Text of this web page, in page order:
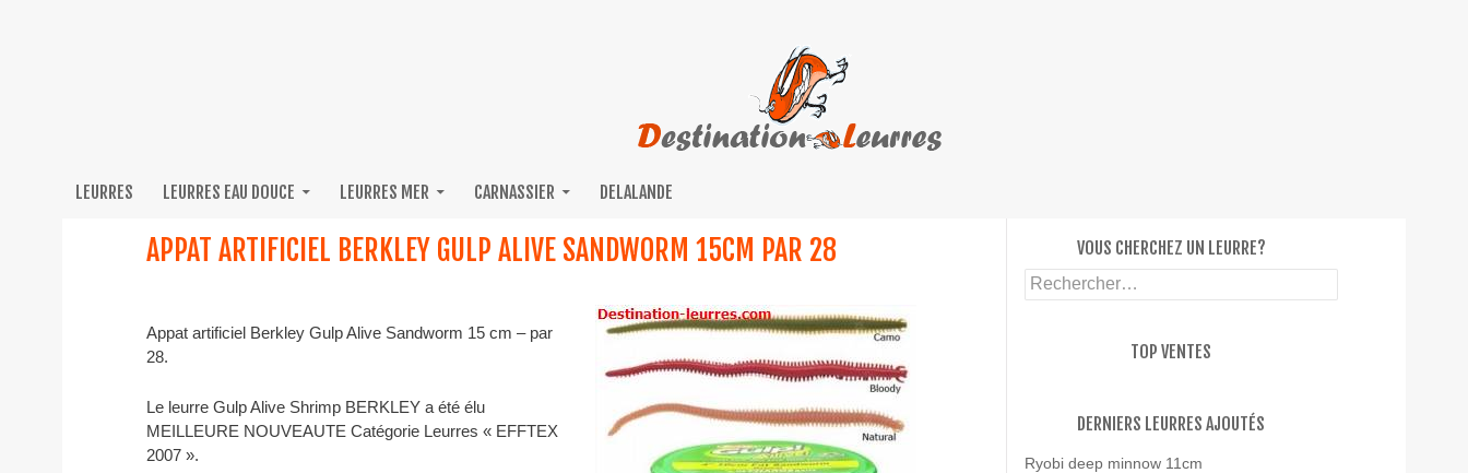
LEURRES LEURRES EAU DOUCE LEURRES MER CARNASSIER DELALANDE
APPAT ARTIFICIEL BERKLEY GULP ALIVE SANDWORM 15CM PAR 28
Appat artificiel Berkley Gulp Alive Sandworm 15 cm – par
28.
Le leurre Gulp Alive Shrimp BERKLEY a été élu
MEILLEURE NOUVEAUTE Catégorie Leurres « EFFTEX
2007 ».
VOUS CHERCHEZ UN LEURRE?
Rechercher :
TOP VENTES
DERNIERS LEURRES AJOUTÉS
Ryobi deep minnow 11cm